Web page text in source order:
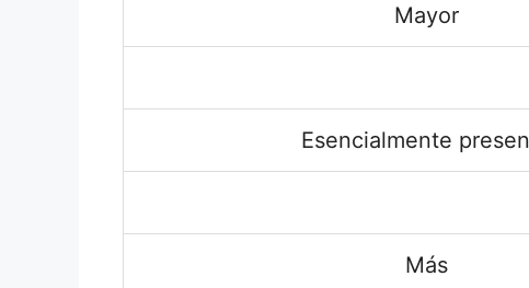
Mayor
Esencialmente
Más